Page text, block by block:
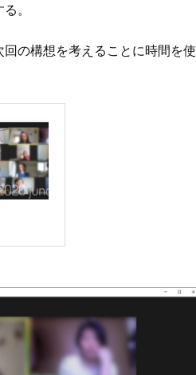
。
の構想を考えることに時間を使